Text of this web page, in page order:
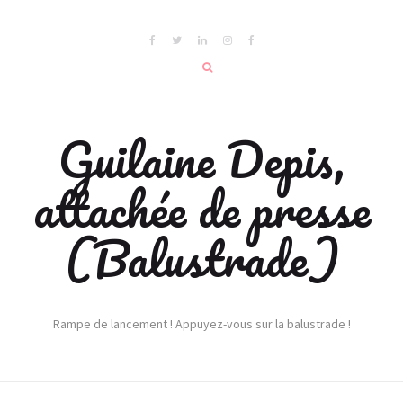
Guilaine Depis,
attachée de presse
(Balustrade)
Rampe de lancement ! Appuyez-vous sur la balustrade !